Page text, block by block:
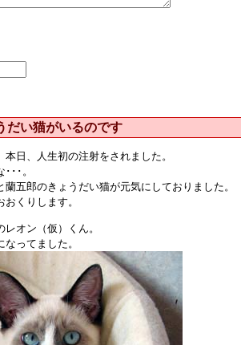
だい猫がいるのです
日、人生初の注射をされました。
･･。
五郎のきょうだい猫が元気にしておりました。
くりします。
オン（仮）くん。
ってました。